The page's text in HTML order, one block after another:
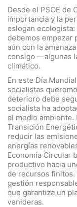
Desde el PSOE de
importancia y la
eslogan ecologista:
debemos empezar
aún con la
consigo —algunas
climático.
En este Día
socialistas
deterioro debe
socialista ha
el medio ambiente.
Transición
reducir las
energías
Economía Circular
productivo hacia
de recursos
gestión
que garantiza un
venideras.